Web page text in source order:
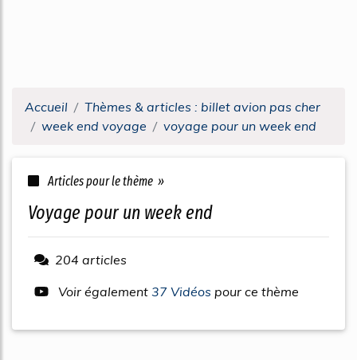
Accueil
Thèmes & articles : billet avion pas cher
week end voyage
voyage pour un week end
Articles pour le thème »
voyage pour un week end
204 articles
Voir également 37 Vidéos pour ce thème